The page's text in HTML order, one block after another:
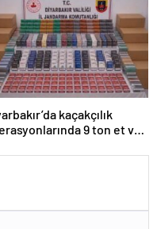
kaçakçılık
9 ton et ve